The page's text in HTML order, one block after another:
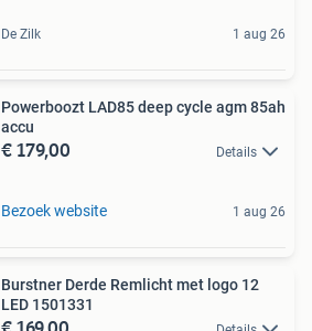
De Zilk 1 aug 26
Powerboozt LAD85 deep cycle agm 85ah
accu
€ 179,00 Details
Bezoek website 1 aug 26
Burstner Derde Remlicht met logo 12
LED 1501331